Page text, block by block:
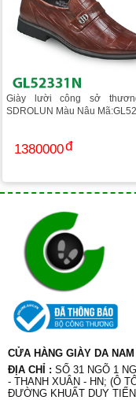
Giày lười công sở
SDROLUN Màu Nâu
1380000
CỬA HÀNG GIÀY DA
ĐỊA CHỈ : SỐ 31 NGÕ 1
- THANH XUÂN - HN; (Ô
ĐƯỜNG KHUẤT DUY TIẾN